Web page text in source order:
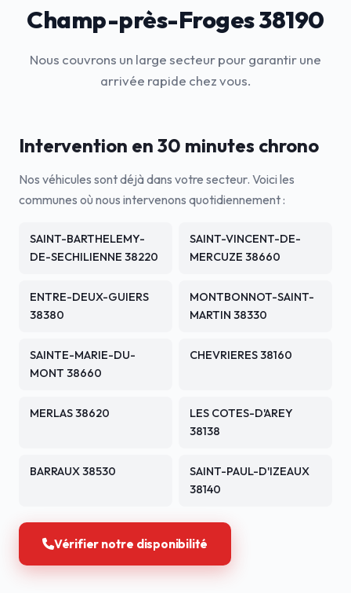
Champ-près-Froges 38190
Nous couvrons un large secteur pour garantir une
arrivée rapide chez vous.
Intervention en 30 minutes chrono
Nos véhicules sont déjà dans votre secteur. Voici les
communes où nous intervenons quotidiennement :
SAINT-BARTHELEMY-
DE-SECHILIENNE 38220
SAINT-VINCENT-DE-
MERCUZE 38660
ENTRE-DEUX-GUIERS
38380
MONTBONNOT-SAINT-
MARTIN 38330
SAINTE-MARIE-DU-
MONT 38660
CHEVRIERES 38160
MERLAS 38620
LES COTES-D'AREY
38138
BARRAUX 38530
SAINT-PAUL-D'IZEAUX
38140
Vérifier notre disponibilité